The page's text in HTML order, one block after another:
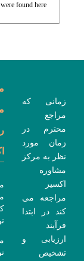
found here.
زمانی که
مراجع
محترم در
زمان مورد
نظر به مرکز
مشاوره
اکسیر
مراجعه می
کند در ابتدا
فرآیند
ارزیابی و
تشخیص